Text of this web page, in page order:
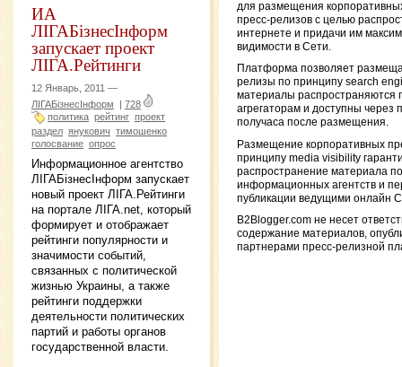
ИА
ЛІГАБізнесІнформ
запускает проект
ЛІГА.Рейтинги
12 Январь, 2011 —
ЛІГАБізнесІнформ
728
политика рейтинг проект
раздел янукович тимошенко
голосвание опрос
Информационное агентство
ЛІГАБізнесІнформ запускает
новый проект ЛІГА.Рейтинги
на портале ЛІГА.net, который
формирует и отображает
рейтинги популярности и
значимости событий,
связанных с политической
жизнью Украины, а также
рейтинги поддержки
деятельности политических
партий и работы органов
государственной власти.
для размещения
пресс-релизов с целью
интернете и придачи им
видимости в Сети.
Платформа позволяет
релизы по принципу search
материалы распространяются
агрегаторам и доступны через
получаса после размещения.
Размещение корпоративных
принципу media visibility
распространение материала
информационных агентств и
публикации ведущими онлайн
B2Blogger.com не несет
содержание материалов,
партнерами пресс-релизной